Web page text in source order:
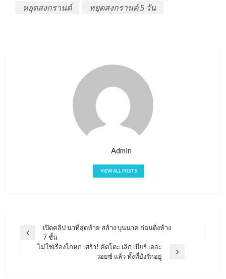
หยุดสงกรานต์
หยุดสงกรานต์ 5 วัน
Admin
VIEW ALL POSTS
แนะแนว
เรื่อง
Previous
เปิดคลิป นาทีสุดท้าย สล้าง บุนนาค ก่อนดิ่งห้าง
7 ชั้น
ไม่ใช่เรื่องโกหก เศร้า! คัตโตะ เลิก เบียร์ เดอะ
วอยซ์ แล้ว ทั้งที่ยังรักอยู่